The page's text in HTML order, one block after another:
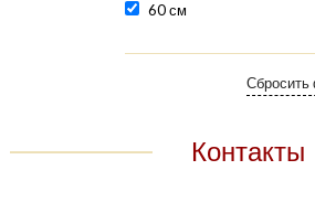
60 см
Контакты